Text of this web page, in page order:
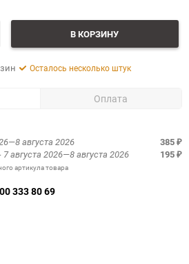
В КОРЗИНУ
Осталось несколько штук
Оплата
августа 2026 385 ₽
7 августа 2026—8 августа 2026 195 ₽
артикула товара
333 80 69